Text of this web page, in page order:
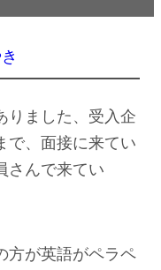
りました、受入企
で、面接に来てい
さんで来てい
方が英語がペラペ